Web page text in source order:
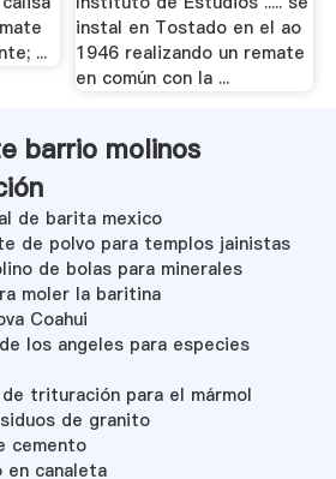
...
instal en Tostado en el ao
1946 realizando un remate
en común con la ...
barrio molinos
de barita mexico
de polvo para templos jainistas
de bolas para minerales
moler la baritina
Coahui
los angeles para especies
trituración para el mármol
de granito
cemento
en canaleta